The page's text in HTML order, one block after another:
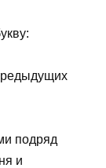
подряд
и